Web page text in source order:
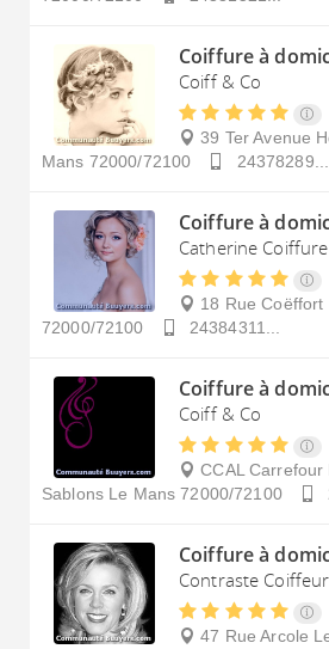
Coiffure à
Coiff & Co
39 Ter Avenue
Mans 72000/72100 24378289...
Coiffure à
Catherine Coiffure
18 Rue Coëffort
72000/72100
24384311...
Coiffure à
Coiff & Co
CCAL Carrefour
Sablons Le Mans 72000/72100
Coiffure à
Contraste Coiffeur
47 Rue Arcole